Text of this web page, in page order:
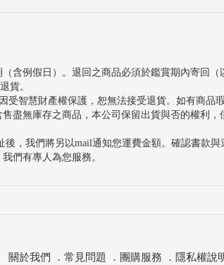
含例假日）。退回之商品必須於鑑賞期內寄回
貨。
智慧財產權保護，恕無法接受退貨。如有商品
盡無庫存之商品，本公司保留出貨與否的權利
，我們將另以mail通知您運費金額。確認書款
我們有專人為您服務。
關於我們 ． 常見問題 ． 團購服務 ． 隱私權說